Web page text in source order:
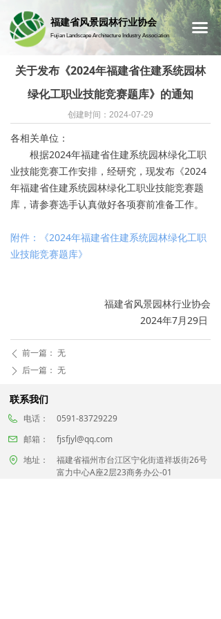
끀
首页 福建省风景园林行业协会
Fujian Landscape Architecture Industry Association
ꄲ 后一篇： 无
ꄴ 前一篇： 无
各相关单位：
根据2024年福建省住建系统园林绿化工职
业技能竞赛工作安排，经研究，现发布《2024
年福建省住建系统园林绿化工职业技能竞赛题
库，请参赛选手认真做好各项赛前准备工作。
附件：《2024年福建省住建系统园林绿化工职
业技能竞赛题库》
福建省风景园林行业协会
2024年7月29日
关于发布《2024年福建省住建系统园林
绿化工职业技能竞赛题库》的通知
创建时间： 2024-07-29
联系我们
电话：
0591-83729229
邮箱：
fjsfjyl@qq.com
地址：
福建省福州市台江区宁化街道祥坂街26号
富力中心A座2层23商务办公-01